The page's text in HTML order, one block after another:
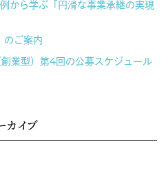
ら学ぶ「円滑な事業承継の実現
ご案内
業型）第4回の公募スケジュール
カイブ